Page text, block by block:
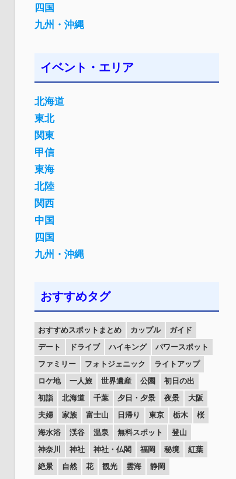
四国
九州・沖縄
イベント・エリア
北海道
東北
関東
甲信
東海
北陸
関西
中国
四国
九州・沖縄
おすすめタグ
おすすめスポットまとめ カップル
ガイド
デート
ドライブ ハイキング
パワースポット
ファミリー
フォトジェニック
ライトアップ
ロケ地
一人旅 世界遺産 公園
初日の出
初詣
北海道 千葉 夕日・夕景 夜景
大阪
夫婦
家族 富士山 日帰り 東京 栃木
桜
海水浴
渓谷 温泉 無料スポット
登山
神奈川
神社 神社・仏閣 福岡 秘境
紅葉
絶景
自然 花 観光 雲海 静岡